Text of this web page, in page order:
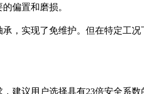
偏置和磨损。
承，实现了免维护。但在特定工况
建议用户选择具有23倍安全系数